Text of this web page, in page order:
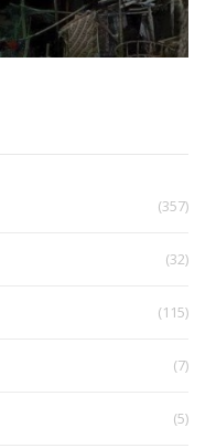
(357)
(32)
(115)
(7)
(5)